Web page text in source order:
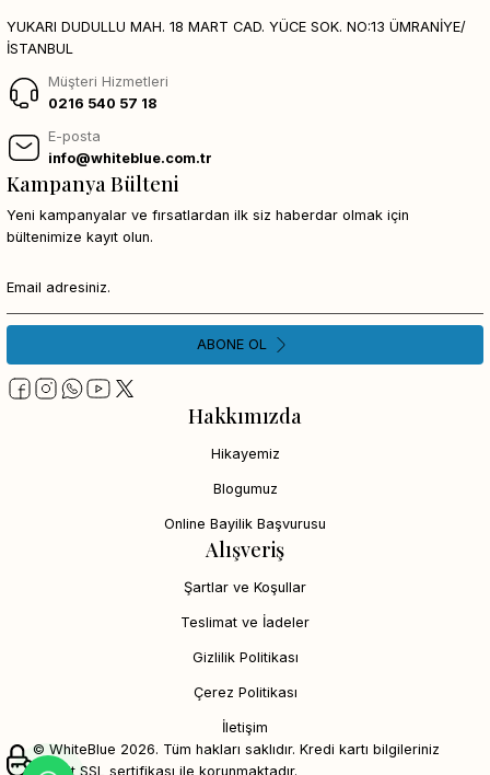
YUKARI DUDULLU MAH. 18 MART CAD. YÜCE SOK. NO:13 ÜMRANİYE/
İSTANBUL
Müşteri Hizmetleri
0216 540 57 18
E-posta
info@whiteblue.com.tr
Hakkımızda
Hikayemiz
Blogumuz
Online Bayilik Başvurusu
Alışveriş
Şartlar ve Koşullar
Teslimat ve İadeler
Gizlilik Politikası
Çerez Politikası
İletişim
Kampanya Bülteni
Yeni kampanyalar ve fırsatlardan ilk siz haberdar olmak için
bültenimize kayıt olun.
ABONE OL
© WhiteBlue 2026. Tüm hakları saklıdır. Kredi kartı bilgileriniz
256bit SSL sertifikası ile korunmaktadır.